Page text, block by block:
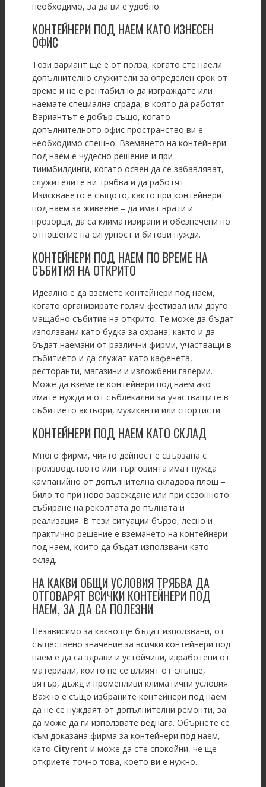
необходимо, за да ви е удобно.
КОНТЕЙНЕРИ ПОД НАЕМ КАТО ИЗНЕСЕН
ОФИС
Този вариант ще е от полза, когато сте наели
допълнително служители за определен срок от
време и не е рентабилно да изграждате или
наемате специална сграда, в която да работят.
Вариантът е добър също, когато
допълнителното офис пространство ви е
необходимо спешно. Вземането на контейнери
под наем е чудесно решение и при
тиимбилдинги, когато освен да се забавляват,
служителите ви трябва и да работят.
Изискването е същото, както при контейнери
под наем за живеене – да имат врати и
прозорци, да са климатизирани и обезпечени по
отношение на сигурност и битови нужди.
КОНТЕЙНЕРИ ПОД НАЕМ ПО ВРЕМЕ НА
СЪБИТИЯ НА ОТКРИТО
Идеално е да вземете контейнери под наем,
когато организирате голям фестивал или друго
мащабно събитие на открито. Те може да бъдат
използвани като будка за охрана, както и да
бъдат наемани от различни фирми, участващи в
събитието и да служат като кафенета,
ресторанти, магазини и изложбени галерии.
Може да вземете контейнери под наем ако
имате нужда и от съблекални за участващите в
събитието актьори, музиканти или спортисти.
КОНТЕЙНЕРИ ПОД НАЕМ КАТО СКЛАД
Много фирми, чиято дейност е свързана с
производството или търговията имат нужда
кампанийно от допълнителна складова площ –
било то при ново зареждане или при сезонното
събиране на реколтата до пълната ѝ
реализация. В тези ситуации бързо, лесно и
практично решение е вземането на контейнери
под наем, които да бъдат използвани като
склад.
НА КАКВИ ОБЩИ УСЛОВИЯ ТРЯБВА ДА
ОТГОВАРЯТ ВСИЧКИ КОНТЕЙНЕРИ ПОД
НАЕМ, ЗА ДА СА ПОЛЕЗНИ
Независимо за какво ще бъдат използвани, от
съществено значение за всички контейнери под
наем е да са здрави и устойчиви, изработени от
материали, които не се влияят от слънце,
вятър, дъжд и променливи климатични условия.
Важно е също избраните контейнери под наем
да не се нуждаят от допълнителни ремонти, за
да може да ги използвате веднага. Обърнете се
към доказана фирма за контейнери под наем,
като Cityrent и може да сте спокойни, че ще
откриете точно това, което ви е нужно.